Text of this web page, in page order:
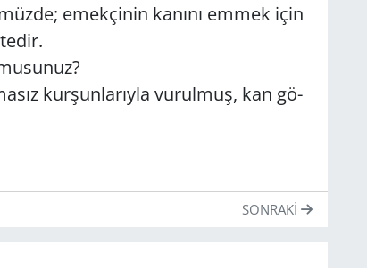
emek­çi­nin ka­nı­nı emmek için
kur­şun­la­rıy­la vu­rul­muş, kan gö­
SONRAKI